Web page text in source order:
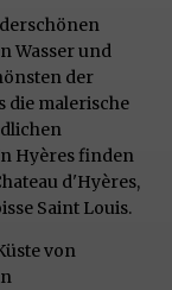
Wasser und
der
die malerische
Hyères finden
d'Hyères,
Saint Louis.
von